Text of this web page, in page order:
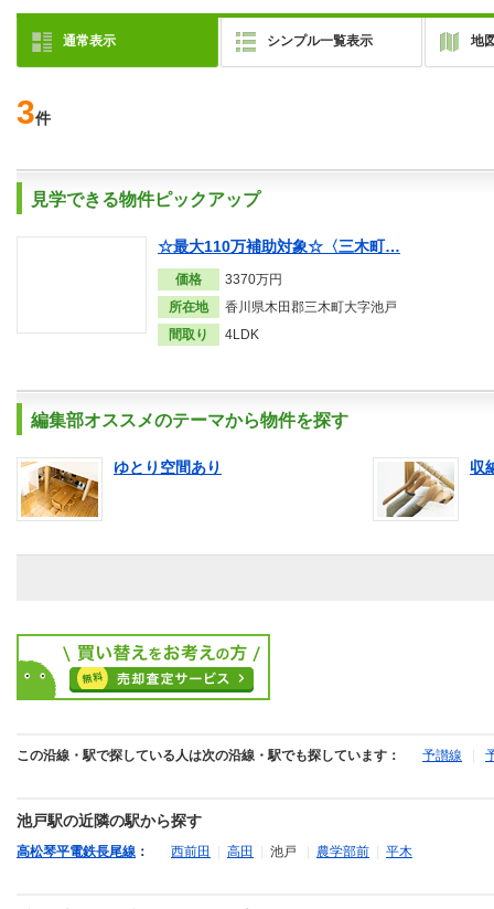
通常表示 シンプル一覧表示 地
3件
見学できる物件ピックアップ
☆最大110万補助対象☆〈三木町…
価格
3370万円
所在地
香川県木田郡三木町大字池戸
間取り
4LDK
編集部オススメのテーマから物件を探す
ゆとり空間あり 収
この沿線・駅で探している人は次の沿線・駅でも探しています： 予讃線
池戸駅の近隣の駅から探す
高松琴平電鉄長尾線 ： 西前田 高田 池戸 農学部前 平木